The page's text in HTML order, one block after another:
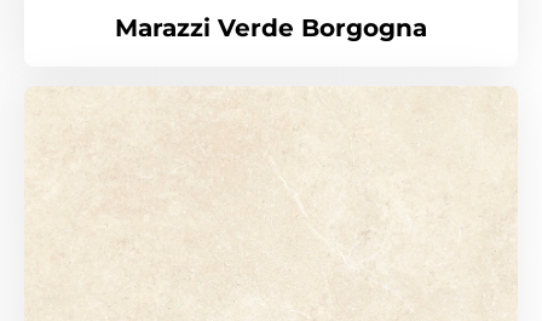
Marazzi Verde Borgogna